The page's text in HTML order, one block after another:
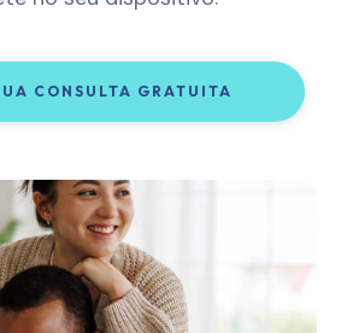
CONSULTA GRATUITA